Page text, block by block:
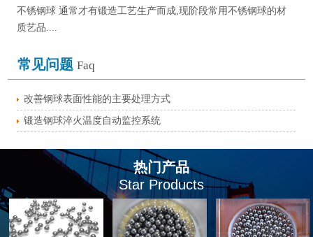
不锈钢球 通常才有锻造工艺生产而成,现阶段常用不锈钢球的材
质艺品....
常见问题 Faq
改善钢球表面性能的主要处理方式
锻造钢球淬火温度自动监控系统
热门产品
Star Products